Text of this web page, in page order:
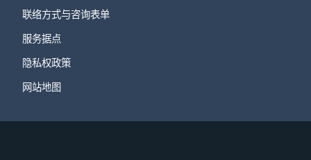
联络方式与咨询表单
服务据点
隐私权政策
网站地图